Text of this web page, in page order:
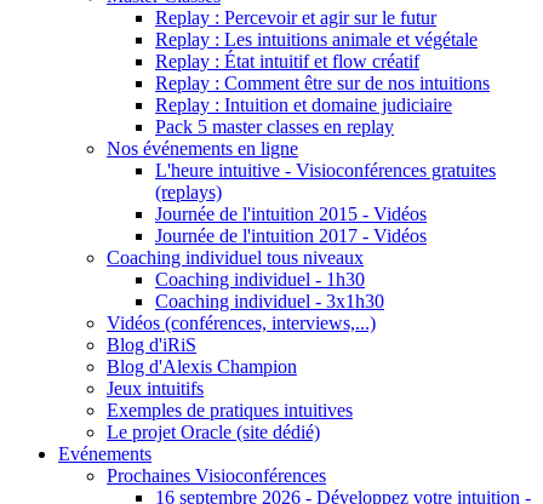
Replay : Percevoir et agir sur le futur
Replay : Les intuitions animale et végétale
Replay : État intuitif et flow créatif
Replay : Comment être sur de nos intuitions
Replay : Intuition et domaine judiciaire
Pack 5 master classes en replay
Nos événements en ligne
L'heure intuitive - Visioconférences gratuites
(replays)
Journée de l'intuition 2015 - Vidéos
Journée de l'intuition 2017 - Vidéos
Coaching individuel tous niveaux
Coaching individuel - 1h30
Coaching individuel - 3x1h30
Vidéos (conférences, interviews,...)
Blog d'iRiS
Blog d'Alexis Champion
Jeux intuitifs
Exemples de pratiques intuitives
Le projet Oracle (site dédié)
Evénements
Prochaines Visioconférences
16 septembre 2026 - Développez votre intuition -